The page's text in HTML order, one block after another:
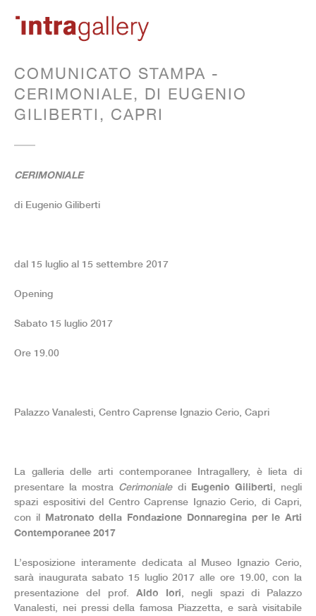
COMUNICATO STAMPA -
CERIMONIALE, DI EUGENIO
GILIBERTI, CAPRI
CERIMONIALE
di Eugenio Giliberti
dal 15 luglio al 15 settembre 2017
Opening
Sabato 15 luglio 2017
Ore 19.00
Palazzo Vanalesti, Centro Caprense Ignazio Cerio, Capri
La galleria delle arti contemporanee Intragallery, è lieta di
presentare la mostra Cerimonialedi Eugenio Giliberti , negli
spazi espositivi del Centro Caprense Ignazio Cerio, di Capri,
con il Matronato della Fondazione Donnaregina per le Arti
Contemporanee 2017
L’esposizione interamente dedicata al Museo Ignazio Cerio,
sarà inaugurata sabato 15 luglio 2017 alle ore 19.00, con la
presentazione del prof. Aldo Iori , negli spazi di Palazzo
Vanalesti, nei pressi della famosa Piazzetta, e sarà visitabile